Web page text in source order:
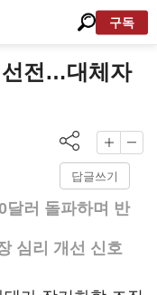
구독
선전…대체자
답글쓰기
러 돌파하며 반
심리 개선 신호